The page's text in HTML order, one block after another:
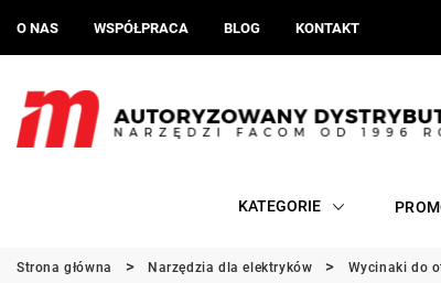
O NAS WSPÓŁPRACA BLOG KONTAKT
KATEGORIE
Strona główna Narzędzia dla elektryków Wycinaki do